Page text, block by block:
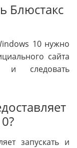
Блюстакс
10 нужно
сайта
и следовать
запускать и